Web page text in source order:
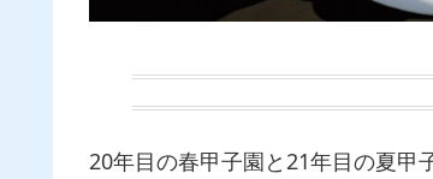
20年目の春甲子園と21年目の夏甲